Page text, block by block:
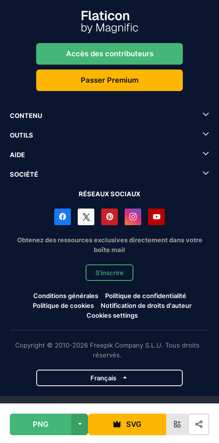
PNG SVG
Accès des contributeurs
Passer Premium
CONTENU
OUTILS
AIDE
SOCIÉTÉ
RÉSEAUX SOCIAUX
Obtenez des ressources exclusives directement dans votre
boîte mail
S'inscrire
Conditions générales
Politique de confidentialité
Politique de cookies
Notification de droits d'auteur
Cookies settings
Copyright © 2010-2026 Freepik Company S.L.U. Tous droits
réservés.
Français